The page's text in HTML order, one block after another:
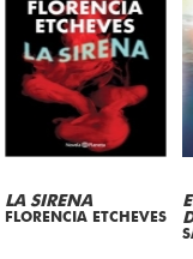
LA SIRENA
FLORENCIA ETCHEVES